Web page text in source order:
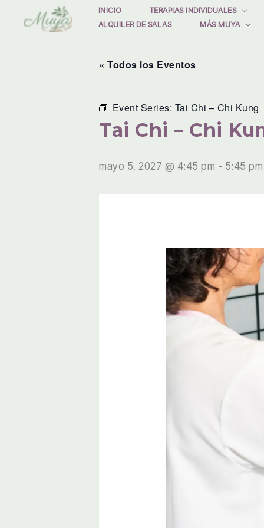
INICIO
TERAPIAS INDIVIDUALES
ALQUILER DE SALAS
MÁS MUYA
« Todos los Eventos
Event Series: Tai Chi – Chi Kung
Tai Chi – Chi
mayo 5, 2027 @ 4:45 pm - 5:45 pm